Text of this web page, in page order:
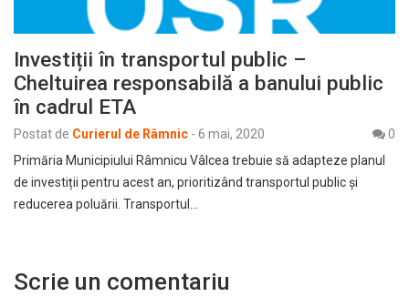
Investiții în transportul public –
Cheltuirea responsabilă a banului public
în cadrul ETA
Postat de Curierul de Râmnic - 6 mai, 2020
0
Primăria Municipiului Râmnicu Vâlcea trebuie să adapteze planul
de investiții pentru acest an, prioritizând transportul public și
reducerea poluării. Transportul…
Scrie un comentariu